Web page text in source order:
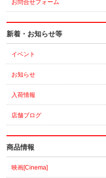
お問合せフォーム
新着・お知らせ等
イベント
お知らせ
入荷情報
店舗ブログ
商品情報
映画[Cinema]